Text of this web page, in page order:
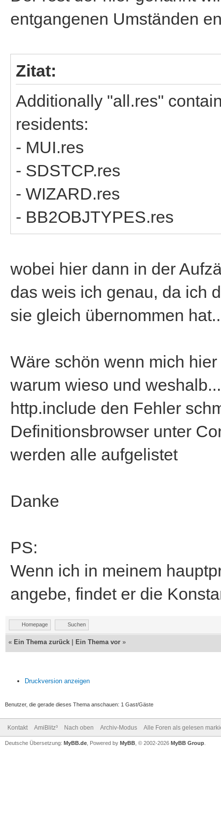
entgangenen Umständen
Zitat:
Additionally "all.res"
residents:
- MUI.res
- SDSTCP.res
- WIZARD.res
- BB2OBJTYPES.res
wobei hier dann in der
das weis ich genau, da ich
sie gleich übernommen
Wäre schön wenn mich
warum wieso und
http.include den Fehler
Definitionsbrowser unter
werden alle aufgelistet
Danke
PS:
Wenn ich in meinem
angebe, findet er die
Homepage Suchen
« Ein Thema zurück Ein Thema vor »
Druckversion anzeigen
Benutzer, die gerade dieses Thema anschauen: 1 Gast/Gäste
Kontakt AmiBlitz³ Nach oben Archiv-Modus Alle Foren als gelesen
Deutsche Übersetzung: MyBB.de , Powered by MyBB , © 2002-2026 MyBB Group